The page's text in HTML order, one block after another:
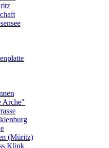
Arche"
(Müritz)
Klink